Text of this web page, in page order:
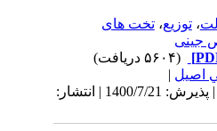
،توزیع،تخت های
|
دریافت: 1389/12/15 | پذیرش: 1400/7/21 | انتشار: